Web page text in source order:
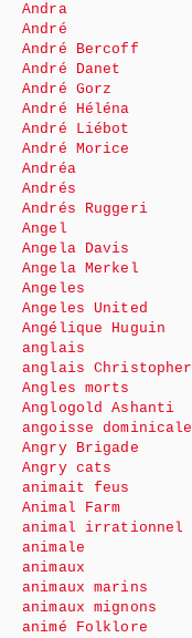
Andra
André
André Bercoff
André Danet
André Gorz
André Héléna
André Liébot
André Morice
Andréa
Andrés
Andrés Ruggeri
Angel
Angela Davis
Angela Merkel
Angeles
Angeles United
Angélique Huguin
anglais
anglais Christopher
Angles morts
Anglogold Ashanti
angoisse dominicale
Angry Brigade
Angry cats
animait feus
Animal Farm
animal irrationnel
animale
animaux
animaux marins
animaux mignons
animé Folklore